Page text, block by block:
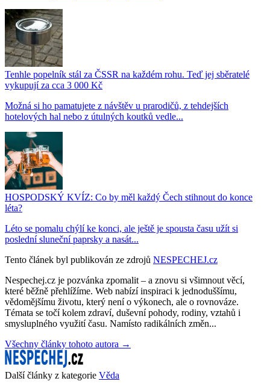
Tenhle popelník stál za ČSSR na každém rohu. Teď jej sběratelé
vykupují za cca 3 000 Kč
Možná si ho pamatujete z návštěv u prarodičů, z tehdejších
hotelových hal nebo z útulných koutků vedle...
HOSPODSKÝ KVÍZ: Co by měl každý Čech stihnout do konce
léta?
Léto se pomalu chýlí ke konci, ale ještě je spousta času užít si
poslední sluneční paprsky a nasát...
Tento článek byl publikován ze zdrojů NESPECHEJ.cz
Nespechej.cz je pozvánka zpomalit – a znovu si všimnout věcí,
které běžně přehlížíme. Web nabízí inspiraci k jednoduššímu,
vědomějšímu životu, který není o výkonech, ale o rovnováze.
Témata se točí kolem zdraví, duševní pohody, rodiny, vztahů i
smysluplného využití času. Namísto radikálních změn...
Všechny články tohoto autora →
Další články z kategorie Věda